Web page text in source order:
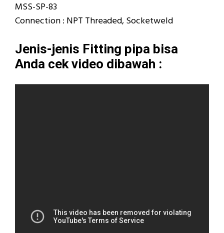
MSS-SP-83
Connection : NPT Threaded, Socketweld
Jenis-jenis Fitting pipa bisa
Anda cek video dibawah :